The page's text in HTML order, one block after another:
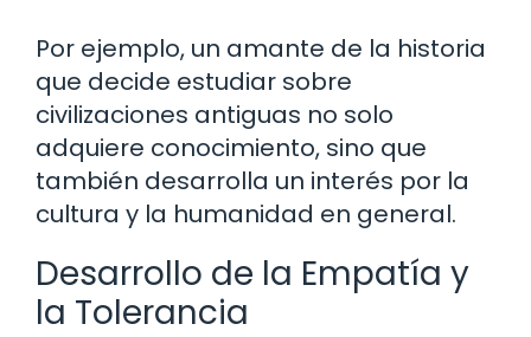
Por ejemplo, un amante de la historia
que decide estudiar sobre
civilizaciones antiguas no solo
adquiere conocimiento, sino que
también desarrolla un interés por la
cultura y la humanidad en general.
Desarrollo de la Empatía y
la Tolerancia